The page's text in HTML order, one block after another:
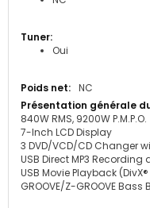
Oui
NC
840W RMS, 9200W P.M.P.O.
7-Inch LCD Display
3 DVD/VCD/CD Changer
USB Direct MP3
USB Movie Playback
GROOVE/Z-GROOVE